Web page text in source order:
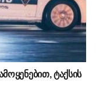
ტაქსის